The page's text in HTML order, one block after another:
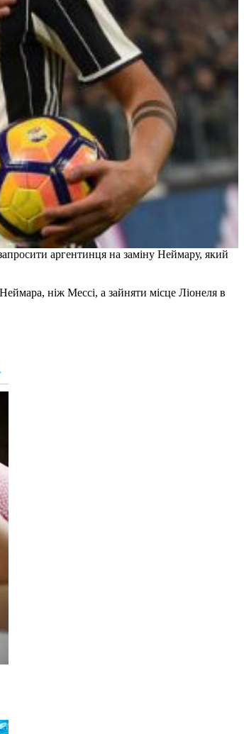
аргентинця на заміну Неймару, який
ніж Мессі, а зайняти місце Ліонеля в